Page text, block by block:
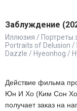
Заблуждение
Иллюзия / Портреты
Portraits of Delusion
Dazzle / Hyeonhog /
Действие фильма
Юн И Хо (Ким Сон
получает заказ на